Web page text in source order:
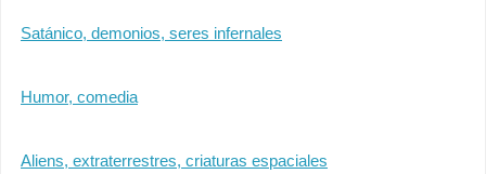
Satánico, demonios, seres infernales
Humor, comedia
Aliens, extraterrestres, criaturas espaciales